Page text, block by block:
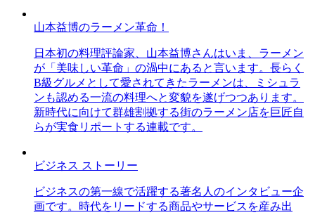
山本益博のラーメン革命！
日本初の料理評論家、山本益博さんはいま、ラーメン
が「美味しい革命」の渦中にあると言います。長らく
B級グルメとして愛されてきたラーメンは、ミシュラ
ンも認める一流の料理へと変貌を遂げつつあります。
新時代に向けて群雄割拠する街のラーメン店を巨匠自
らが実食リポートする連載です。
ビジネス ストーリー
ビジネスの第一線で活躍する著名人のインタビュー企
画です。時代をリードする商品やサービスを産み出